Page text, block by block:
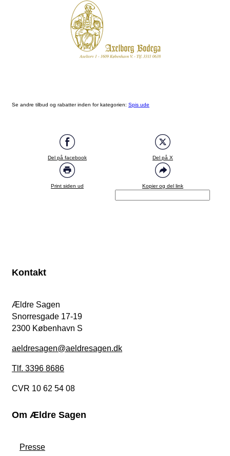
Se andre tilbud og rabatter inden for kategorien: Spis ude
Del på facebook Del på X
Print siden ud Kopier og del link
Kontakt
Ældre Sagen
Snorresgade 17-19
2300 København S
aeldresagen@aeldresagen.dk
Tlf. 3396 8686
CVR 10 62 54 08
Om Ældre Sagen
Presse